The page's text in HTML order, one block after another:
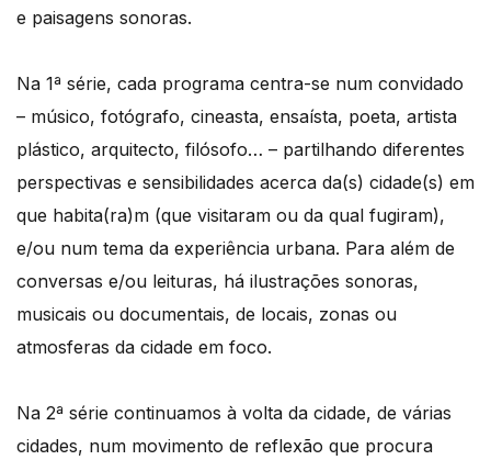
e paisagens sonoras.
Na 1ª série, cada programa centra-se num convidado
– músico, fotógrafo, cineasta, ensaísta, poeta, artista
plástico, arquitecto, filósofo… – partilhando diferentes
perspectivas e sensibilidades acerca da(s) cidade(s) em
que habita(ra)m (que visitaram ou da qual fugiram),
e/ou num tema da experiência urbana. Para além de
conversas e/ou leituras, há ilustrações sonoras,
musicais ou documentais, de locais, zonas ou
atmosferas da cidade em foco.
Na 2ª série continuamos à volta da cidade, de várias
cidades, num movimento de reflexão que procura